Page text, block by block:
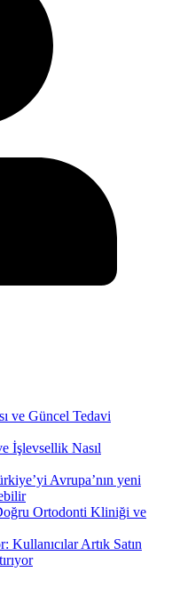
ve Güncel Tedavi
İşlevsellik Nasıl
Avrupa’nın yeni
Ortodonti Kliniği ve
Artık Satın